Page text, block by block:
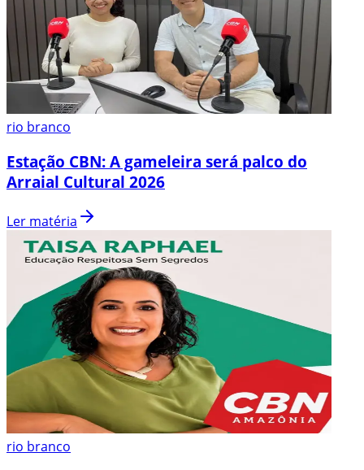
rio branco
Estação CBN: A gameleira será palco do
Arraial Cultural 2026
Ler matéria
rio branco